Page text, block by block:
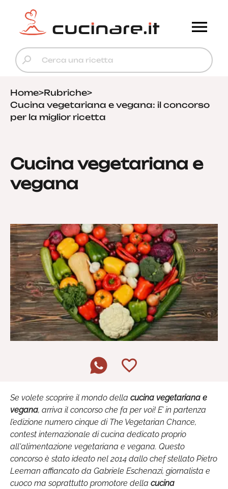
Home>Rubriche>
Cucina vegetariana e vegana: il concorso
per la miglior ricetta
Cucina vegetariana e
vegana
Se volete scoprire il mondo della cucina vegetariana e
vegana, arriva il concorso che fa per voi! E’ in partenza
l’edizione numero cinque di The Vegetarian Chance,
contest internazionale di cucina dedicato proprio
all'alimentazione vegetariana e vegana. Questo
concorso è stato ideato nel 2014 dallo chef stellato Pietro
Leeman affiancato da Gabriele Eschenazi, giornalista e
cuoco ma soprattutto promotore della cucina